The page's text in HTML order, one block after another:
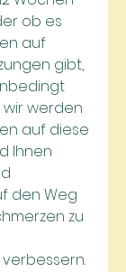
ob es
auf
gibt,
wir werden
auf diese
Ihnen
den Weg
zu